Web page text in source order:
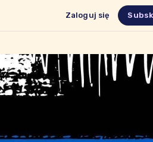
Zaloguj się